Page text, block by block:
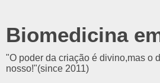
Biomedicina
"O poder da criação é divino,mas o
nosso!"(since 2011)